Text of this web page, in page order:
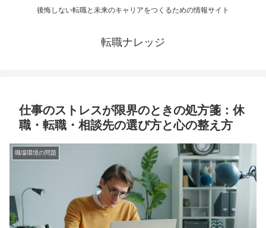
後悔しない転職と未来のキャリアをつくるための情報サイト
転職ナレッジ
仕事のストレスが限界のときの処方箋：休
職・転職・相談先の選び方と心の整え方
職場環境の問題